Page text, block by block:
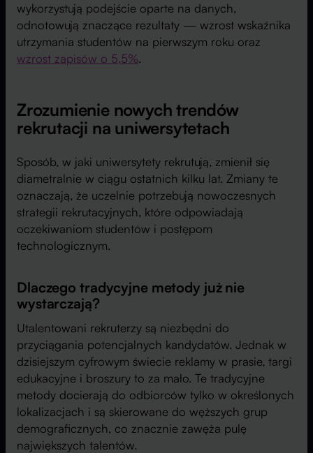
wykorzystują podejście oparte na danych,
odnotowują znaczące rezultaty — wzrost wskaźnika
utrzymania studentów na pierwszym roku oraz
wzrost zapisów o 5,5%.
Zrozumienie nowych trendów
rekrutacji na uniwersytetach
Sposób, w jaki uniwersytety rekrutują, zmienił się
diametralnie w ciągu ostatnich kilku lat. Zmiany te
oznaczają, że uczelnie potrzebują nowoczesnych
strategii rekrutacyjnych, które odpowiadają
oczekiwaniom studentów i postępom
technologicznym.
Dlaczego tradycyjne metody już nie
wystarczają?
Utalentowani rekruterzy są niezbędni do
przyciągania potencjalnych kandydatów. Jednak w
dzisiejszym cyfrowym świecie reklamy w prasie, targi
edukacyjne i broszury to za mało. Te tradycyjne
metody docierają do odbiorców tylko w określonych
lokalizacjach i są skierowane do węższych grup
demograficznych, co znacznie zawęża pulę
największych talentów.